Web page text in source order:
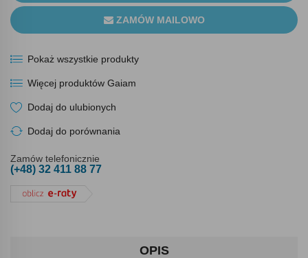
ZAMÓW MAILOWO
Pokaż wszystkie produkty
Więcej produktów Gaiam
Dodaj do ulubionych
Dodaj do porównania
Zamów telefonicznie
(+48) 32 411 88 77
OPIS